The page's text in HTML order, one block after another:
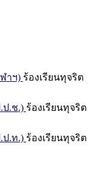
าฯ) ร้องเรียนทุจริต
ป.ช.) ร้องเรียนทุจริต
ป.ท.) ร้องเรียนทุจริต